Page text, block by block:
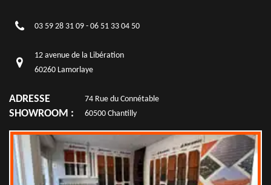
03 59 28 31 09 - 06 51 33 04 50
12 avenue de la Libération
60260 Lamorlaye
ADRESSE
SHOWROOM :
74 Rue du Connétable
60500 Chantilly